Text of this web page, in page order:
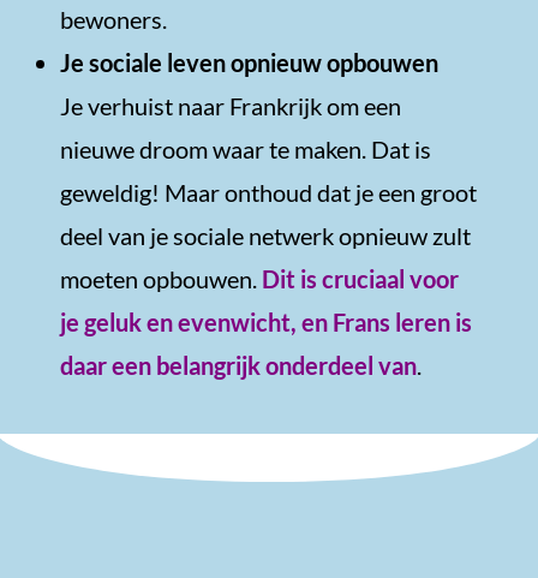
bewoners.
Je sociale leven opnieuw opbouwen
Je verhuist naar Frankrijk om een
nieuwe droom waar te maken. Dat is
geweldig! Maar onthoud dat je een groot
deel van je sociale netwerk opnieuw zult
moeten opbouwen. Dit is cruciaal voor
je geluk en evenwicht, en Frans leren is
daar een belangrijk onderdeel van